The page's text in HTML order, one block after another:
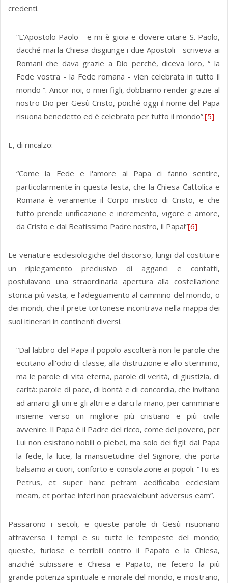
credenti.
“L'Apostolo Paolo - e mi è gioia e dovere citare S. Paolo,
dacché mai la Chiesa disgiunge i due Apostoli - scriveva ai
Romani che dava grazie a Dio perché, diceva loro, “ la
Fede vostra - la Fede romana - vien celebrata in tutto il
mondo ”. Ancor noi, o miei figli, dobbiamo render grazie al
nostro Dio per Gesù Cristo, poiché oggi il nome del Papa
risuona benedetto ed è celebrato per tutto il mondo”.[5]
E, di rincalzo:
“Come la Fede e l'amore al Papa ci fanno sentire,
particolarmente in questa festa, che la Chiesa Cattolica e
Romana è veramente il Corpo mistico di Cristo, e che
tutto prende unificazione e incremento, vigore e amore,
da Cristo e dal Beatissimo Padre nostro, il Papa!”[6]
Le venature ecclesiologiche del discorso, lungi dal costituire
un ripiegamento preclusivo di agganci e contatti,
postulavano una straordinaria apertura alla costellazione
storica più vasta, e l’adeguamento al cammino del mondo, o
dei mondi, che il prete tortonese incontrava nella mappa dei
suoi itinerari in continenti diversi.
“Dal labbro del Papa il popolo ascolterà non le parole che
eccitano all'odio di classe, alla distruzione e allo sterminio,
ma le parole di vita eterna, parole di verità, di giustizia, di
carità: parole di pace, di bontà e di concordia, che invitano
ad amarci gli uni e gli altri e a darci la mano, per camminare
insieme verso un migliore più cristiano e più civile
avvenire. Il Papa è il Padre del ricco, come del povero, per
Lui non esistono nobili o plebei, ma solo dei figli: dal Papa
la fede, la luce, la mansuetudine del Signore, che porta
balsamo ai cuori, conforto e consolazione ai popoli. “Tu es
Petrus, et super hanc petram aedificabo ecclesiam
meam, et portae inferi non praevalebunt adversus eam”.
Passarono i secoli, e queste parole di Gesù risuonano
attraverso i tempi e su tutte le tempeste del mondo;
queste, furiose e terribili contro il Papato e la Chiesa,
anziché subissare e Chiesa e Papato, ne fecero la più
grande potenza spirituale e morale del mondo, e mostrano,